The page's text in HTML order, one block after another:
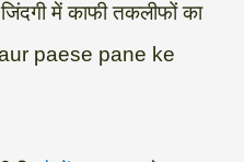
में काफी तकलीफों का
aur paese pane ke